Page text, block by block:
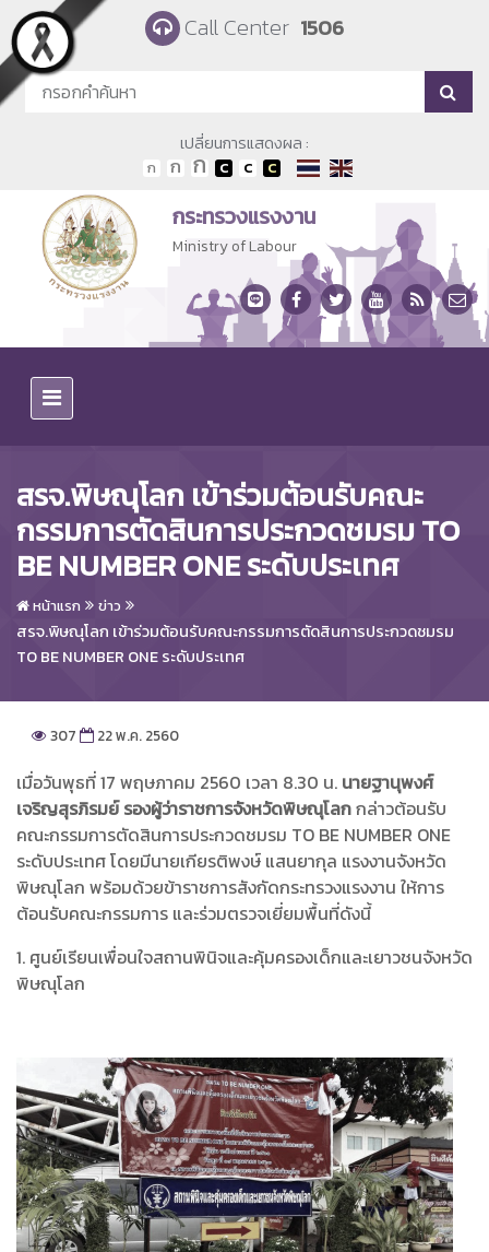
Skip to main content Call Center 1506
เปลี่ยนการแสดงผล :
กระทรวงแรงงาน
Ministry of Labour
สรจ.พิษณุโลก เข้าร่วมต้อนรับคณะ
กรรมการตัดสินการประกวดชมรม TO
BE NUMBER ONE ระดับประเทศ
หน้าแรก ข่าว
สรจ.พิษณุโลก เข้าร่วมต้อนรับคณะกรรมการตัดสินการประกวดชมรม
TO BE NUMBER ONE ระดับประเทศ
307 22 พ.ค. 2560
เมื่อวันพุธที่ 17 พฤษภาคม 2560 เวลา 8.30 น. นายฐานุพงศ์
เจริญสุรภิรมย์ รองผู้ว่าราชการจังหวัดพิษณุโลกกล่าวต้อนรับ
คณะกรรมการตัดสินการประกวดชมรม TO BE NUMBER ONE
ระดับประเทศ โดยมีนายเกียรติพงษ์ แสนยากุล แรงงานจังหวัด
พิษณุโลก พร้อมด้วยข้าราชการสังกัดกระทรวงแรงงาน ให้การ
ต้อนรับคณะกรรมการ และร่วมตรวจเยี่ยมพื้นที่ดังนี้
1. ศูนย์เรียนเพื่อนใจสถานพินิจและคุ้มครองเด็กและเยาวชนจังหวัด
พิษณุโลก